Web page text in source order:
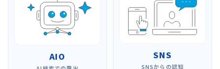
AIO SNS
SNSからの認知